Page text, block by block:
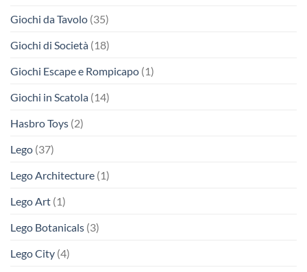
Giochi da Tavolo (35)
Giochi di Società (18)
Giochi Escape e Rompicapo (1)
Giochi in Scatola (14)
Hasbro Toys (2)
Lego (37)
Lego Architecture (1)
Lego Art (1)
Lego Botanicals (3)
Lego City (4)